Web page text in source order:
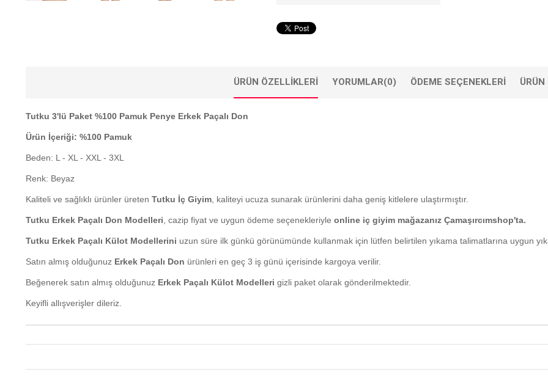
ÜRÜN ÖZELLIKLERI YORUMLAR(0) ÖDEME SEÇENEKLERI ÜRÜN
Tutku 3'lü Paket %100 Pamuk Penye Erkek Paçalı Don
Ürün İçeriği: %100 Pamuk
Beden: L - XL - XXL - 3XL
Renk: Beyaz
Kaliteli ve sağlıklı ürünler üreten Tutku İç Giyim , kaliteyi ucuza sunarak ürünlerini daha geniş kitlelere ulaştırmıştır.
Tutku Erkek Paçalı Don Modelleri , cazip fiyat ve uygun ödeme seçenekleriyle online iç giyim mağazanız Çamaşırcımshop'ta.
Tutku Erkek Paçalı Külot Modellerini uzun süre ilk günkü görünümünde kullanmak için lütfen belirtilen yıkama talimatlarına uygun
Satın almış olduğunuz Erkek Paçalı Don ürünleri en geç 3 iş günü içerisinde kargoya verilir.
Beğenerek satın almış olduğunuz Erkek Paçalı Külot Modelleri gizli paket olarak gönderilmektedir.
Keyifli allışverişler dileriz.